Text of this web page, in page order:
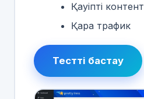
Қауіпті контент
Қара трафик
Тестті бастау